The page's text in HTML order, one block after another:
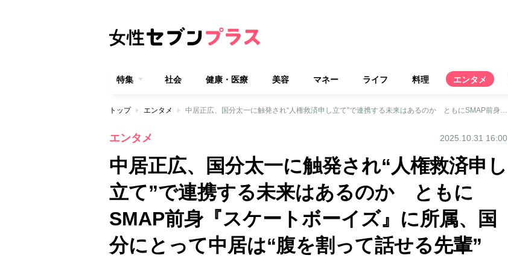
特集 社会 健康・医療 美容 マネー ライフ 料理 エンタメ
トップ エンタメ 中居正広、国分太一に触発され“人権救済申し立て”で連携する未来はあるのか ともにSMAP前身『スケートボーイズ』に所属、国分にとって中居は“腹を割って話せる先輩”
エンタメ 2025.10.31 16:00
中居正広、国分太一に触発され“人権救済申し
立て”で連携する未来はあるのか ともに
SMAP前身『スケートボーイズ』に所属、国
分にとって中居は“腹を割って話せる先輩”